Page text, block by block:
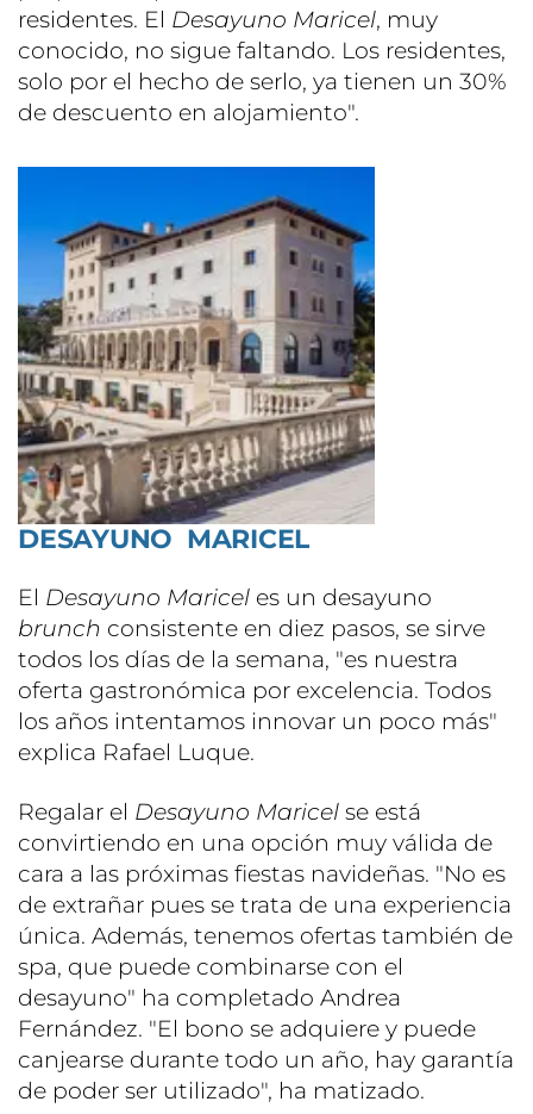
residentes. El Desayuno Maricel, muy
conocido, no sigue faltando. Los residentes,
solo por el hecho de serlo, ya tienen un 30%
de descuento en alojamiento".
DESAYUNO MARICEL
El Desayuno Maricel es un desayuno
brunch consistente en diez pasos, se sirve
todos los días de la semana, "es nuestra
oferta gastronómica por excelencia. Todos
los años intentamos innovar un poco más"
explica Rafael Luque.
Regalar el Desayuno Maricel se está
convirtiendo en una opción muy válida de
cara a las próximas fiestas navideñas. "No es
de extrañar pues se trata de una experiencia
única. Además, tenemos ofertas también de
spa, que puede combinarse con el
desayuno" ha completado Andrea
Fernández. "El bono se adquiere y puede
canjearse durante todo un año, hay garantía
de poder ser utilizado", ha matizado.